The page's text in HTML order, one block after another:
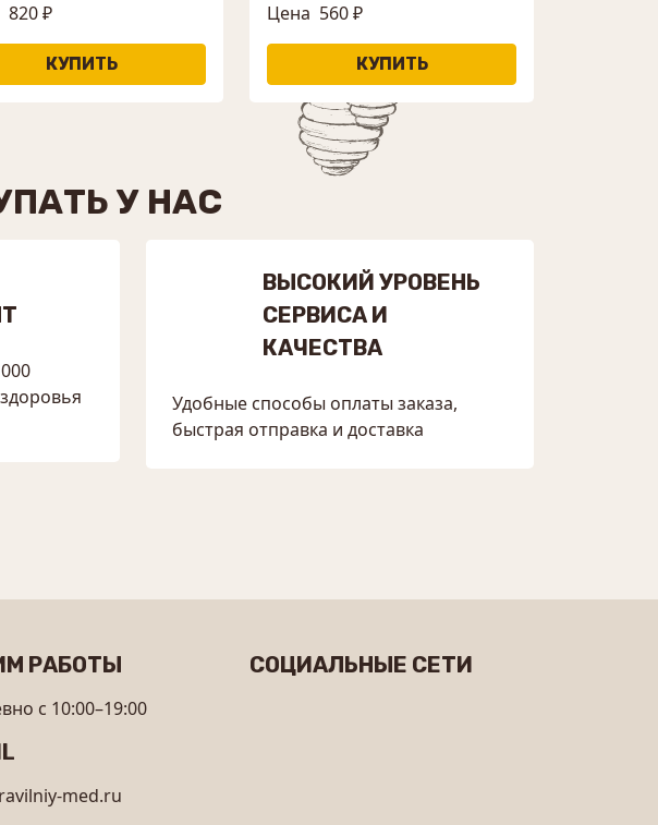
820 ₽
Цена 560 ₽
У НАС
ВЫСОКИЙ УРОВЕНЬ
СЕРВИСА И
КАЧЕСТВА
Удобные способы оплаты заказа,
быстрая отправка и доставка
РАБОТЫ
с 10:00–19:00
med.ru
СОЦИАЛЬНЫЕ СЕТИ